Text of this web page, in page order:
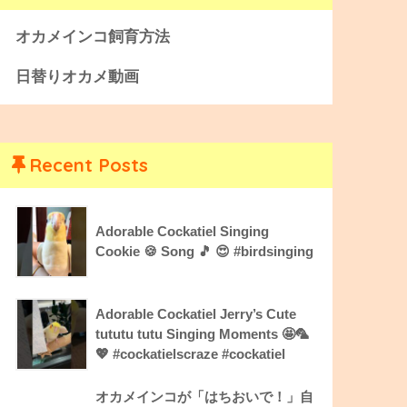
オカメインコ飼育方法
日替りオカメ動画
Recent Posts
Adorable Cockatiel Singing
Cookie 🍪 Song 🎵 😍 #birdsinging
Adorable Cockatiel Jerry’s Cute
tututu tutu Singing Moments 🤩🦜
💖 #cockatielscraze #cockatiel
オカメインコが「はちおいで！」自